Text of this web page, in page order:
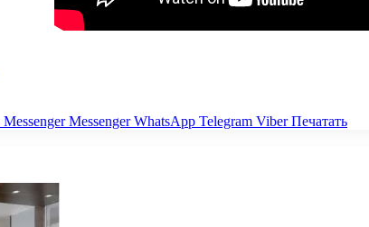
Messenger Messenger WhatsApp Telegram Viber Печатать